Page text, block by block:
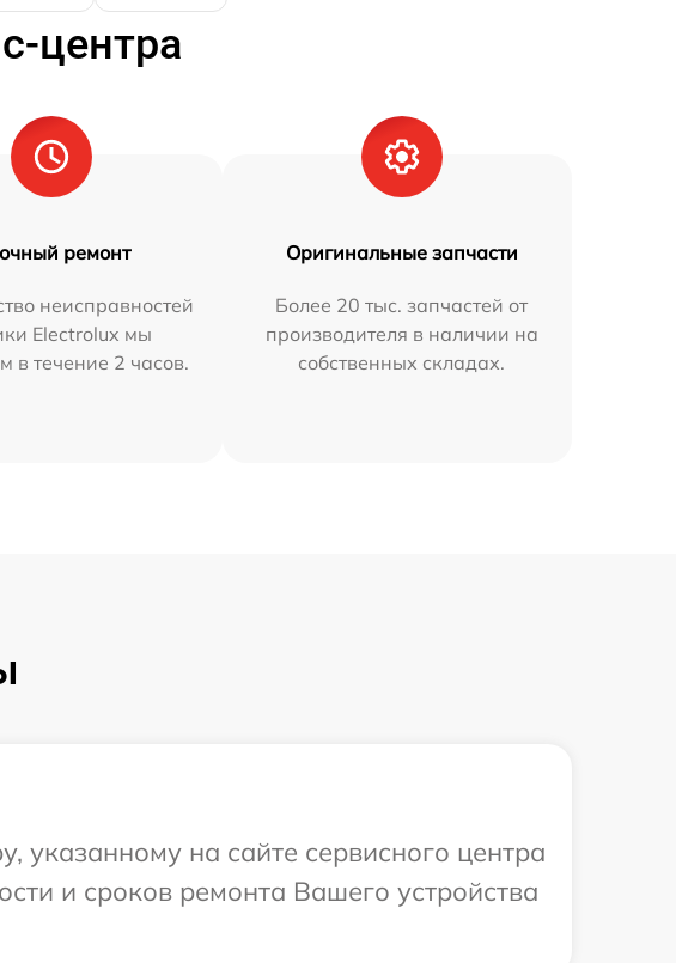
центра
ремонт
неисправностей
Electrolux мы
в течение 2 часов.
Оригинальные запчасти
Более 20 тыс. запчастей от
производителя в наличии на
собственных складах.
указанному на сайте сервисного центра
и сроков ремонта Вашего устройства